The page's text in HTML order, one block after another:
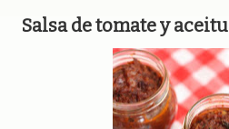
g
l
e
n
a
v
i
Salsa de tomate y